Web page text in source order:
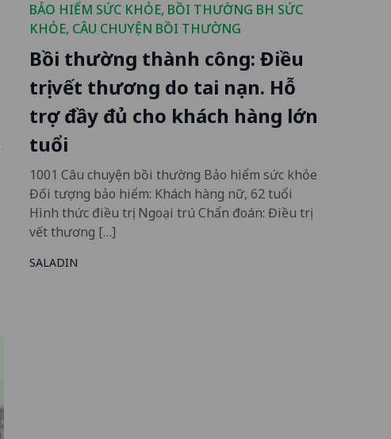
BẢO HIỂM SỨC KHỎE, BỒI THƯỜNG BH SỨC
KHỎE, CÂU CHUYỆN BỒI THƯỜNG
Bồi thường thành công: Điều
trị vết thương do tai nạn. Hỗ
trợ đầy đủ cho khách hàng lớn
tuổi
1001 Câu chuyện bồi thường Bảo hiểm sức khỏe
Đối tượng bảo hiểm: Khách hàng nữ, 62 tuổi
Hình thức điều trị: Ngoại trú Chẩn đoán: Điều trị
vết thương […]
SALADIN